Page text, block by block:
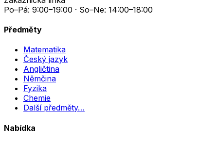
Po–Pá: 9:00–19:00 · So–Ne: 14:00–18:00
Předměty
Matematika
Český jazyk
Angličtina
Němčina
Fyzika
Chemie
Další předměty…
Nabídka